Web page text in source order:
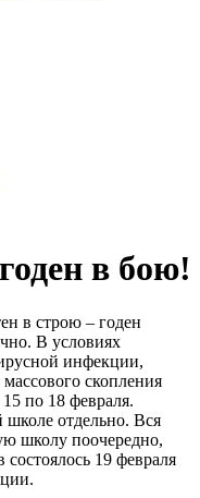
в бою!
в строю – годен
В условиях
инфекции,
скопления
по 18 февраля.
отдельно. Вся
школу поочередно,
19 февраля